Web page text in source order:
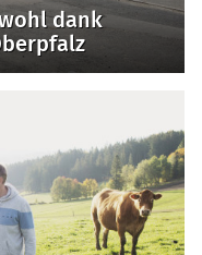
dank